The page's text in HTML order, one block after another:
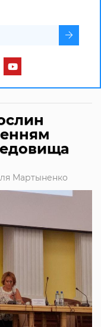
Мартыненко